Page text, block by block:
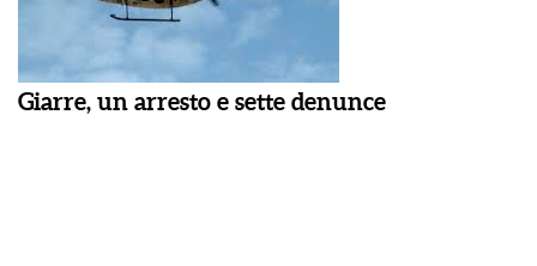
Giarre, un arresto e sette denunce